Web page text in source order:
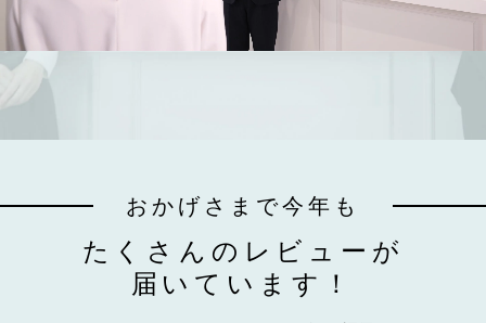
おかげさまで今年も
たくさんのレビューが
届いています！